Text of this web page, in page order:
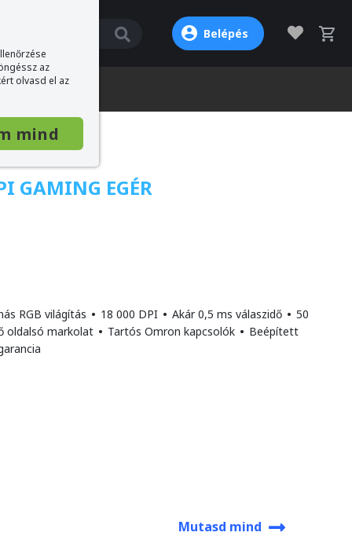
Belépés
GAMING EGÉR
RGB világítás • 18 000 DPI • Akár 0,5 ms válaszidő • 50
oldalsó markolat • Tartós Omron kapcsolók • Beépített
Mutasd mind
az
olvasd el az
mind